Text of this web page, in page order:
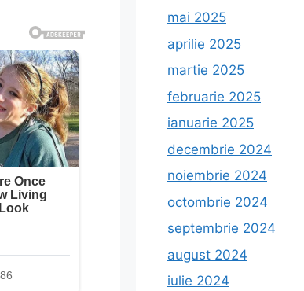
mai 2025
aprilie 2025
martie 2025
februarie 2025
ianuarie 2025
decembrie 2024
noiembrie 2024
octombrie 2024
septembrie 2024
august 2024
iulie 2024